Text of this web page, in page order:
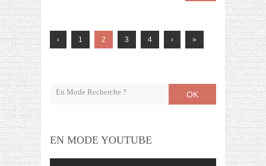
‹ 1 2 3 4 › »
OK
EN MODE YOUTUBE